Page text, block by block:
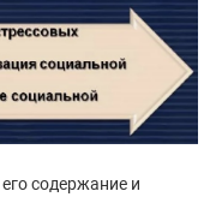
содержание и